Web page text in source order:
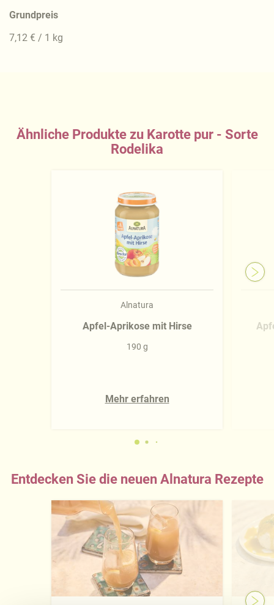
Grundpreis
7,12 € / 1 kg
Ähnliche Produkte zu Karotte pur - Sorte
Rodelika
Alnatura
Apfel-Aprikose mit Hirse
190 g
Mehr erfahren
Entdecken Sie die neuen Alnatura Rezepte